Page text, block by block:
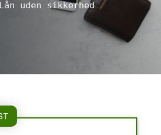
Lån uden sikkerhed